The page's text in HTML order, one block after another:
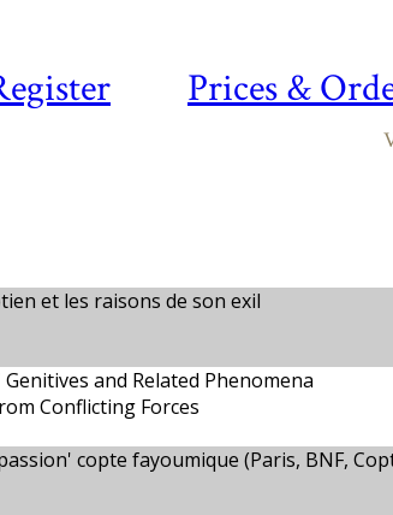
Prices &
et les raisons de son exil
and Related Phenomena
Conflicting Forces
copte fayoumique (Paris, BNF,